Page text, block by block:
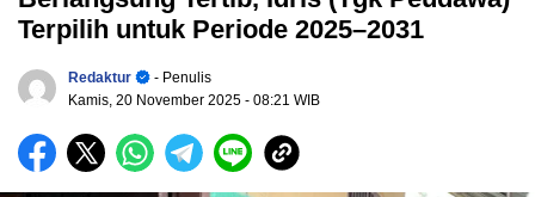
Terpilih untuk Periode 2025–2031
Redaktur
- Penulis
Kamis, 20 November 2025 - 08:21 WIB